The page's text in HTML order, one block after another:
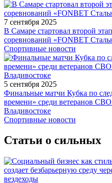
7 сентября 2025
В Самаре стартовал второй
соревнований «FONBET
Спортивные новости
5 сентября 2025
Финальные матчи Кубка по
времени» среди ветеранов
Владивостоке
Спортивные новости
Статьи о сильных